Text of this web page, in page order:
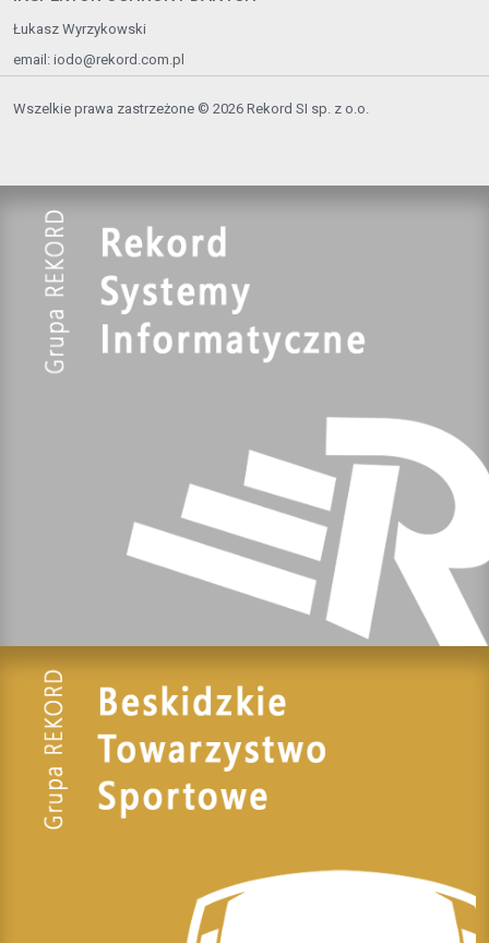
Łukasz Wyrzykowski
email: iodo@rekord.com.pl
Wszelkie prawa zastrzeżone © 2026 Rekord SI sp. z o.o.